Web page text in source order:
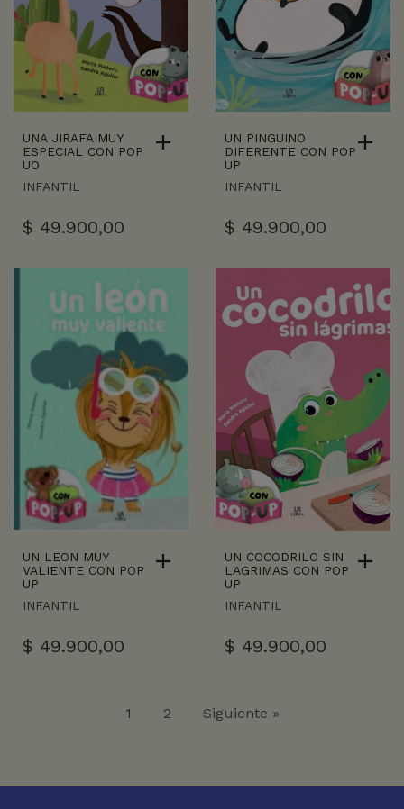
UNA JIRAFA MUY
ESPECIAL CON POP
UO
INFANTIL
$ 49.900,00
UN PINGUINO
DIFERENTE CON POP
UP
INFANTIL
$ 49.900,00
UN LEON MUY
VALIENTE CON POP
UP
INFANTIL
$ 49.900,00
UN COCODRILO SIN
LAGRIMAS CON POP
UP
INFANTIL
$ 49.900,00
1 2 Siguiente »